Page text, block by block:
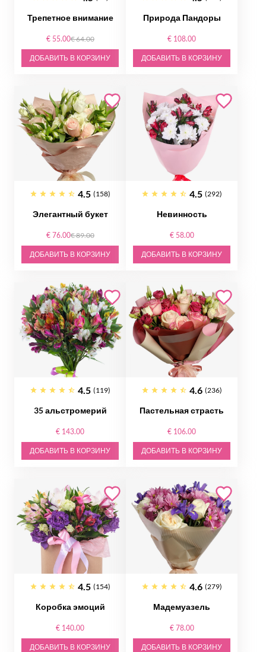
Трепетное внимание
€ 55.00€ 64.00
ДОБАВИТЬ В КОРЗИНУ
Природа Пандоры
€ 108.00
ДОБАВИТЬ В КОРЗИНУ
4.5 (158)
Элегантный букет
€ 76.00€ 89.00
ДОБАВИТЬ В КОРЗИНУ
4.5 (292)
Невинность
€ 58.00
ДОБАВИТЬ В КОРЗИНУ
4.5 (119)
35 альстромерий
€ 143.00
ДОБАВИТЬ В КОРЗИНУ
4.6 (236)
Пастельная страсть
€ 106.00
ДОБАВИТЬ В КОРЗИНУ
4.5 (154)
Коробка эмоций
€ 140.00
ДОБАВИТЬ В КОРЗИНУ
4.6 (279)
Мадемуазель
€ 78.00
ДОБАВИТЬ В КОРЗИНУ